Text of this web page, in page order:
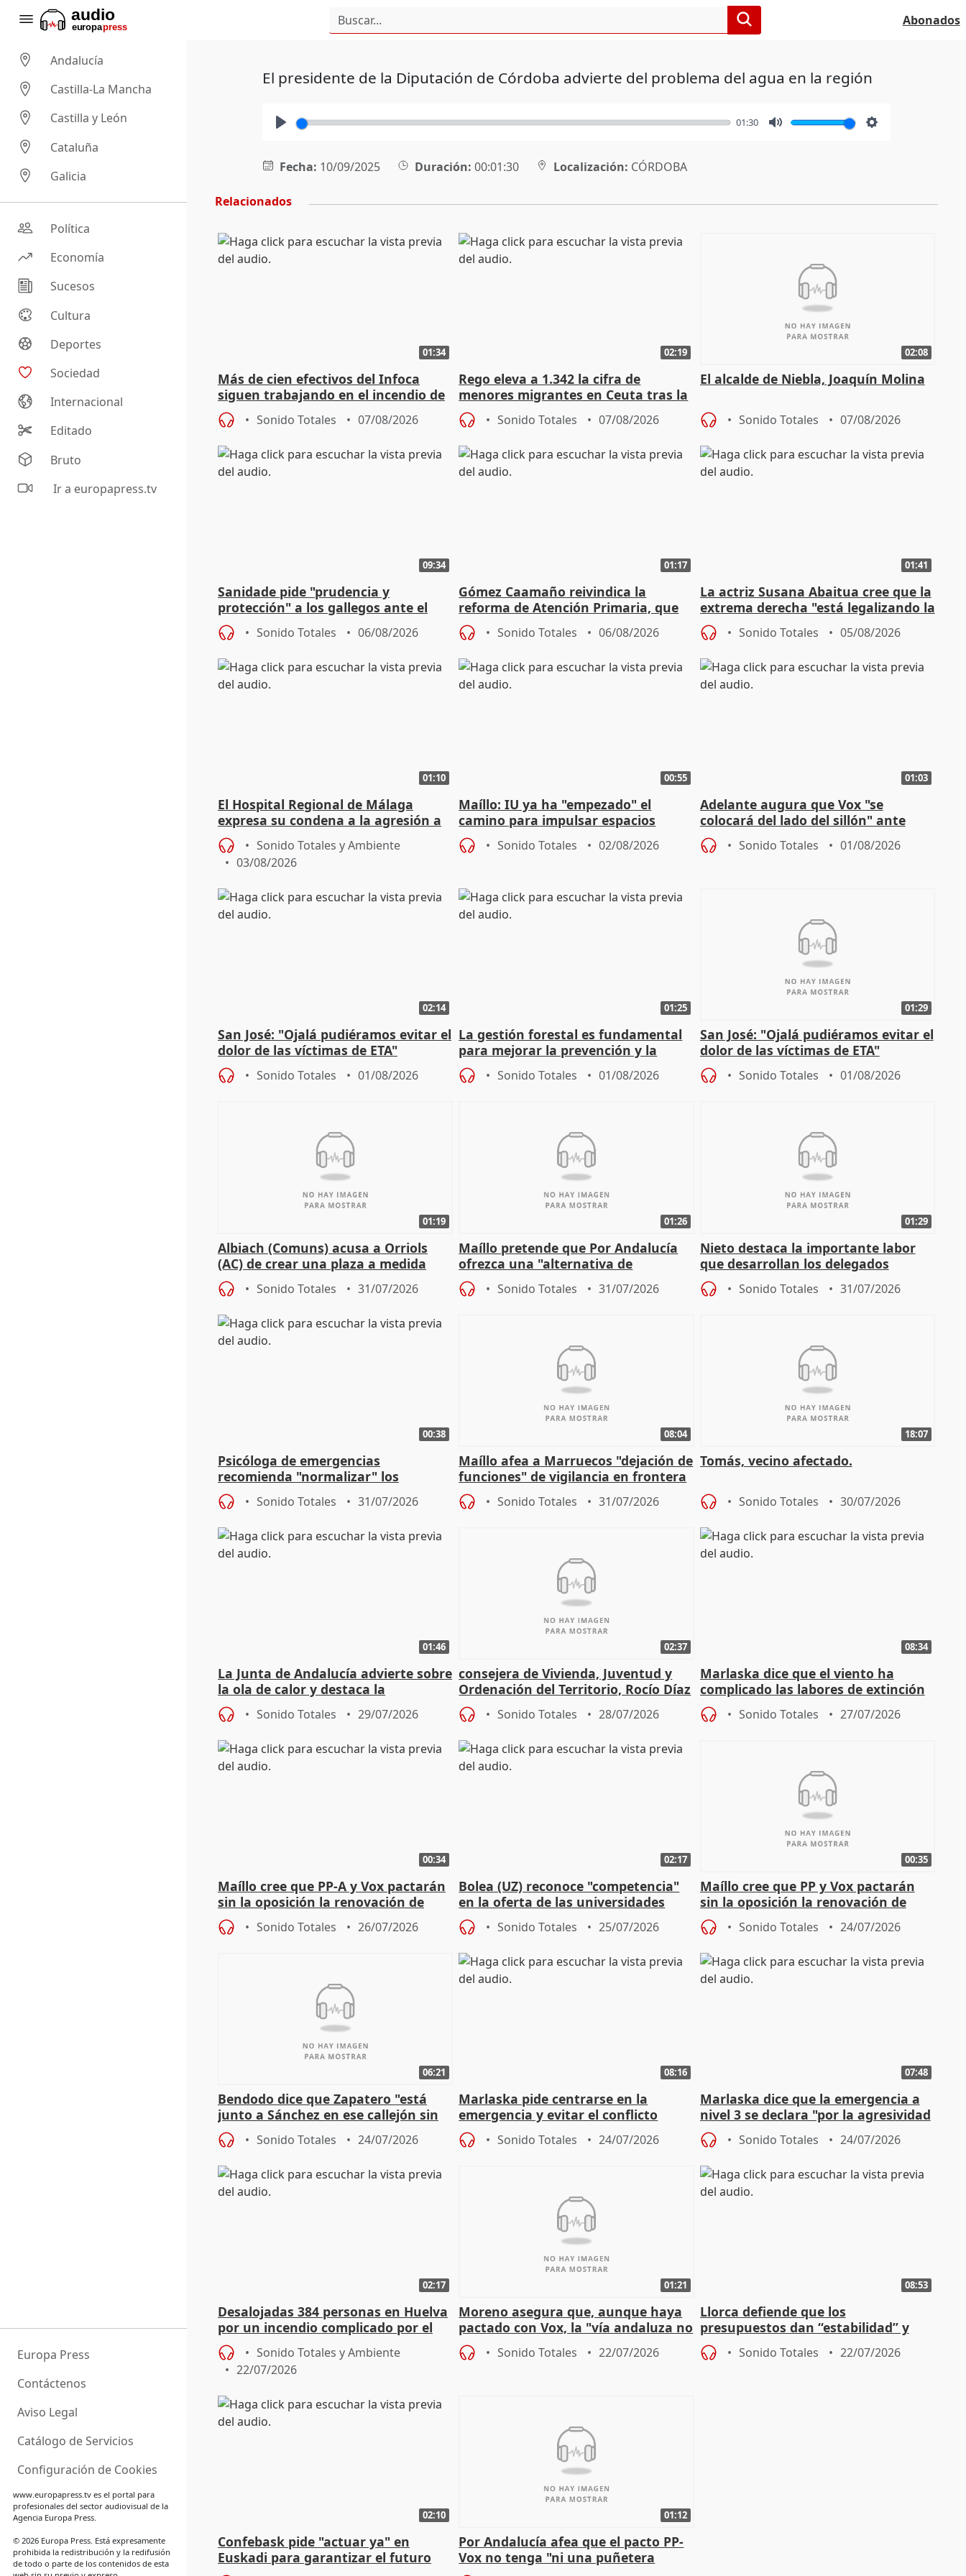
Abonados
Andalucía
Castilla-La Mancha
Castilla y León
Cataluña
Galicia
Política
Economía
Sucesos
Cultura
Deportes
Sociedad
Internacional
Editado
Bruto
Ir a europapress.tv
Europa Press
Contáctenos
Aviso Legal
Catálogo de Servicios
Configuración de Cookies
www.europapress.tves el portal para
profesionales del sector audiovisual de la
Agencia Europa Press.
© 2026 Europa Press. Está expresamente
prohibida la redistribución y la redifusión
de todo o parte de los contenidos de esta
El presidente de la Diputación de Córdoba advierte del problema del agua en la región
01:30
Fecha: 10/09/2025 Duración: 00:01:30 Localización: CÓRDOBA
Relacionados
01:34
Más de cien efectivos del Infoca
siguen trabajando en el incendio de
Niebla (Huelva)
Sonido Totales 07/08/2026
02:19
Rego eleva a 1.342 la cifra de
menores migrantes en Ceuta tras la
entrada masiva
Sonido Totales 07/08/2026
02:08
El alcalde de Niebla, Joaquín Molina
Sonido Totales 07/08/2026
09:34
Sanidade pide "prudencia y
protección" a los gallegos ante el
eclipse del 12 de agosto
Sonido Totales 06/08/2026
01:17
Gómez Caamaño reivindica la
reforma de Atención Primaria, que
reforzará la autogestión
Sonido Totales 06/08/2026
01:41
La actriz Susana Abaitua cree que la
extrema derecha "está legalizando la
homofobia"
Sonido Totales 05/08/2026
01:10
El Hospital Regional de Málaga
expresa su condena a la agresión a
dos enfermeras de Urgencias
Sonido Totales y Ambiente
03/08/2026
00:55
Maíllo: IU ya ha "empezado" el
camino para impulsar espacios
unitarios para las municipales
Sonido Totales 02/08/2026
01:03
Adelante augura que Vox "se
colocará del lado del sillón" ante
iniciativas de la oposición
Sonido Totales 01/08/2026
02:14
San José: "Ojalá pudiéramos evitar el
dolor de las víctimas de ETA"
Sonido Totales 01/08/2026
01:25
La gestión forestal es fundamental
para mejorar la prevención y la
actuación frente a incendios
Sonido Totales 01/08/2026
01:29
San José: "Ojalá pudiéramos evitar el
dolor de las víctimas de ETA"
Sonido Totales 01/08/2026
01:19
Albiach (Comuns) acusa a Orriols
(AC) de crear una plaza a medida
para su hija en Ripoll (Girona)
Sonido Totales 31/07/2026
01:26
Maíllo pretende que Por Andalucía
ofrezca una "alternativa de
gobierno" con su labor de oposición
Sonido Totales 31/07/2026
01:29
Nieto destaca la importante labor
que desarrollan los delegados
territoriales de la Junta
Sonido Totales 31/07/2026
00:38
Psicóloga de emergencias
recomienda "normalizar" los
síntomas tras sufrir un incendio
Sonido Totales 31/07/2026
08:04
Maíllo afea a Marruecos "dejación de
funciones" de vigilancia en frontera
con Ceuta
Sonido Totales 31/07/2026
18:07
Tomás, vecino afectado.
Sonido Totales 30/07/2026
01:46
La Junta de Andalucía advierte sobre
la ola de calor y destaca la
importancia de la prevención
Sonido Totales 29/07/2026
02:37
consejera de Vivienda, Juventud y
Ordenación del Territorio, Rocío Díaz
Sonido Totales 28/07/2026
08:34
Marlaska dice que el viento ha
complicado las labores de extinción
durante la madrugada
Sonido Totales 27/07/2026
00:34
Maíllo cree que PP-A y Vox pactarán
sin la oposición la renovación de
órganos como el Defensor
Sonido Totales 26/07/2026
02:17
Bolea (UZ) reconoce "competencia"
en la oferta de las universidades
privadas
Sonido Totales 25/07/2026
00:35
Maíllo cree que PP y Vox pactarán
sin la oposición la renovación de
órganos como el Defensor
Sonido Totales 24/07/2026
06:21
Bendodo dice que Zapatero "está
junto a Sánchez en ese callejón sin
salida
Sonido Totales 24/07/2026
08:16
Marlaska pide centrarse en la
emergencia y evitar el conflicto
político
Sonido Totales 24/07/2026
07:48
Marlaska dice que la emergencia a
nivel 3 se declara "por la agresividad
de los incendios"
Sonido Totales 24/07/2026
02:17
Desalojadas 384 personas en Huelva
por un incendio complicado por el
viento
Sonido Totales y Ambiente
22/07/2026
01:21
Moreno asegura que, aunque haya
pactado con Vox, la "vía andaluza no
ha muerto" ni él va a "cambiar"
Sonido Totales 22/07/2026
08:53
Llorca defiende que los
presupuestos dan “estabilidad” y
dice que no ha hablado con Feijóo
Sonido Totales 22/07/2026
02:10
Confebask pide "actuar ya" en
Euskadi para garantizar el futuro
01:12
Por Andalucía afea que el pacto PP-
Vox no tenga "ni una puñetera